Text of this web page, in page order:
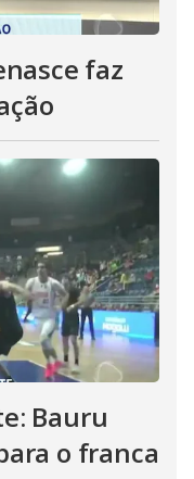
faz
Bauru
o franca